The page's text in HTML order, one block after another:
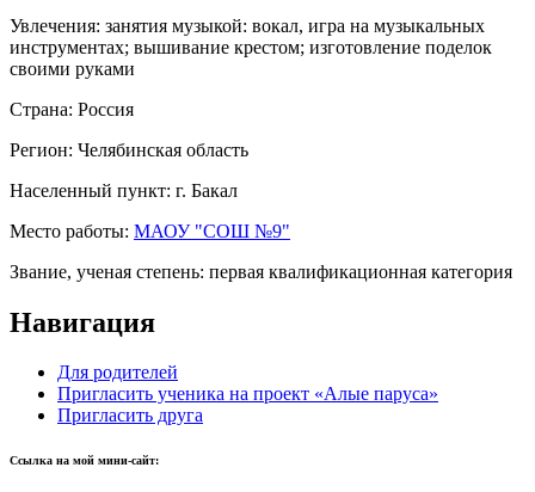
Увлечения: занятия музыкой: вокал, игра на музыкальных
инструментах; вышивание крестом; изготовление поделок
своими руками
Страна: Россия
Регион: Челябинская область
Населенный пункт: г. Бакал
Место работы: МАОУ "СОШ №9"
Звание, ученая степень: первая квалификационная категория
Навигация
Для родителей
Пригласить ученика на проект «Алые паруса»
Пригласить друга
Ссылка на мой мини-сайт: